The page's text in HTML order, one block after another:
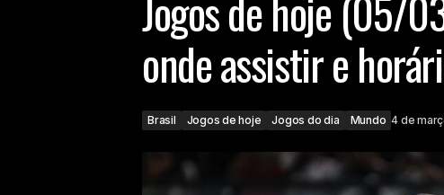
onde assistir e
Brasil Jogos de hoje Jogos do dia Mundo 4 de